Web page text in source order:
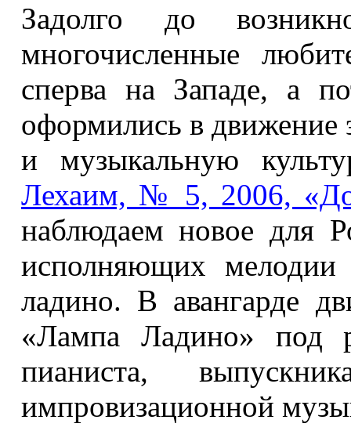
Задолго до
многочисленные
сперва на Западе, а
оформились в движение
и музыкальную
Лехаим, № 5, 2006,
наблюдаем новое для
исполняющих
ладино. В авангарде
«Лампа Ладино» под
пианиста,
импровизационной